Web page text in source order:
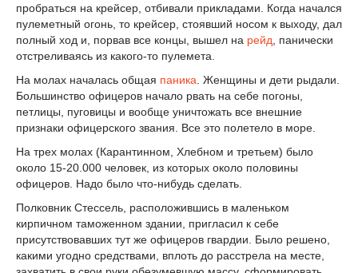
пробраться на крейсер, отбивали прикладами. Когда начался
пулеметный огонь, то крейсер, стоявший носом к выходу, дал
полный ход и, порвав все концы, вышел на рейд , панически
отстреливаясь из какого-то пулемета.
На молах началась общая паника . Женщины и дети рыдали.
Большинство офицеров начало рвать на себе погоны,
петлицы, пуговицы и вообще уничтожать все внешние
признаки офицерского звания. Все это полетело в море.
На трех молах (Карантинном, Хлебном и третьем) было
около 15-20.000 человек, из которых около половины
офицеров. Надо было что-нибудь сделать.
Полковник Стессель, расположившись в маленьком
кирпичном таможенном здании, пригласил к себе
присутствовавших тут же офицеров гвардии. Было решено,
какими угодно средствами, вплоть до расстрела на месте,